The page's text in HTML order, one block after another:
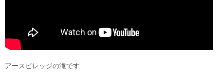
アースビレッジの滝です